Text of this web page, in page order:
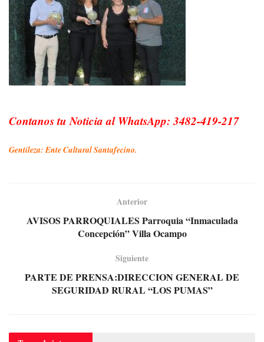
Contanos tu Noticia al WhatsApp: 3482-419-217
Gentileza: Ente Cultural Santafecino.
Anterior
AVISOS PARROQUIALES Parroquia “Inmaculada
Concepción” Villa Ocampo
Siguiente
PARTE DE PRENSA:DIRECCION GENERAL DE
SEGURIDAD RURAL “LOS PUMAS”